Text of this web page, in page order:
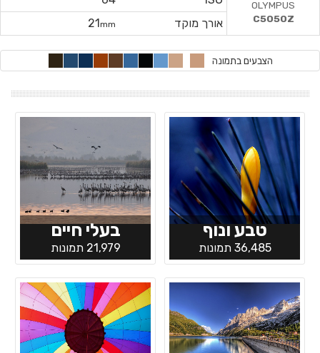
אורך מוקד
21mm
OLYMPUS
C5050Z
הצבעים בתמונה
טבע ונוף
36,485 תמונות
בעלי חיים
21,979 תמונות